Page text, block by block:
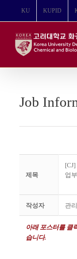
뛰
KU KUPID
Job
제목
업
작성자 관
아래 포스터를 클
습니다.